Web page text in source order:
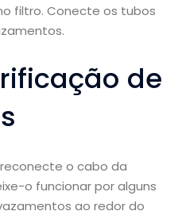
filtro. Conecte os tubos
de
o cabo da
o funcionar por alguns
ao redor do